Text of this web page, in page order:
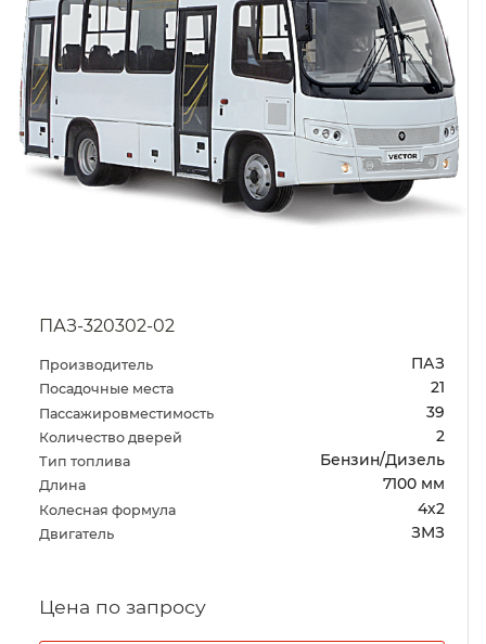
Производитель ПАЗ
Посадочные места 18
Пассажировместимость 43
Количество дверей 2
Тип топлива Бензин/Дизель
Длина 7100 мм
Колесная формула 4х2
Двигатель ЗМЗ
Цена по запросу